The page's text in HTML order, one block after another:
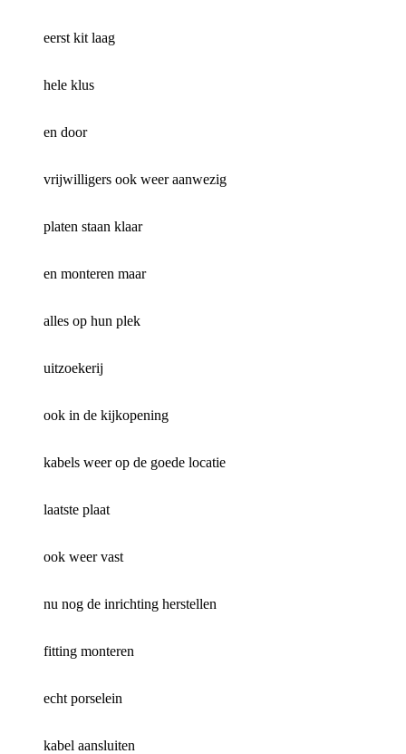
eerst kit laag
hele klus
en door
vrijwilligers ook weer aanwezig
platen staan klaar
en monteren maar
alles op hun plek
uitzoekerij
ook in de kijkopening
kabels weer op de goede locatie
laatste plaat
ook weer vast
nu nog de inrichting herstellen
fitting monteren
echt porselein
kabel aansluiten